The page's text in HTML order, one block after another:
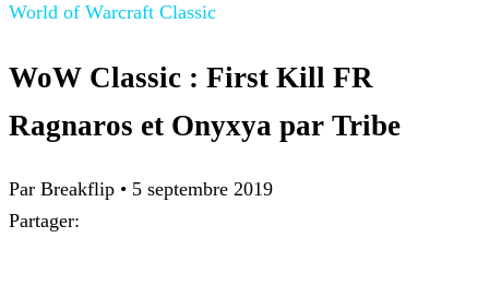
World of Warcraft Classic
WoW Classic : First Kill FR
Ragnaros et Onyxya par Tribe
Par Breakflip • 5 septembre 2019
Partager: